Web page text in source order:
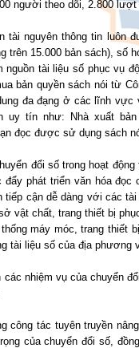
người theo dõi, 2.800
tài nguyên thông tin luôn
trên 15.000 bản sách), số
nguồn tài liệu số phục vụ
bản quyền sách nói từ
đa đạng ở các lĩnh
uy tín như: Nhà xuất
đọc được sử dụng sách
đổi số trong hoạt
phát triển văn hóa
tiếp cận dễ dàng với các
vật chất, trang thiết bị
máy móc, trang thiết
tài liệu số của địa phương
các nhiệm vụ của chuyển
công tác tuyên truyền
của chuyển đổi số,